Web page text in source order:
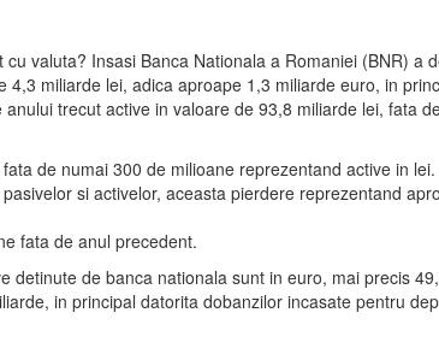
valuta? Insasi Banca Nationala a Romaniei (BNR) a
miliarde lei, adica aproape 1,3 miliarde euro, in
trecut active in valoare de 93,8 miliarde lei, fata
de numai 300 de milioane reprezentand active in
si activelor, aceasta pierdere reprezentand
fata de anul precedent.
de banca nationala sunt in euro, mai precis
in principal datorita dobanzilor incasate pentru